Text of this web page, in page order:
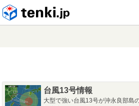
台風13号情報
大型で強い台風13号が沖永良部島